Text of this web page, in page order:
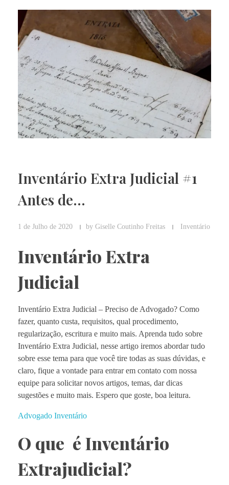
Inventário Extra Judicial #1
Antes de…
1 de Julho de 2020 by Giselle Coutinho Freitas Inventário
Inventário Extra
Judicial
Inventário Extra Judicial – Preciso de Advogado? Como
fazer, quanto custa, requisitos, qual procedimento,
regularização, escritura e muito mais. Aprenda tudo sobre
Inventário Extra Judicial, nesse artigo iremos abordar tudo
sobre esse tema para que você tire todas as suas dúvidas, e
claro, fique a vontade para entrar em contato com nossa
equipe para solicitar novos artigos, temas, dar dicas
sugestões e muito mais. Espero que goste, boa leitura.
Advogado Inventário
O que é Inventário
Extrajudicial?